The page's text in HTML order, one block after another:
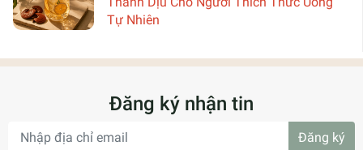
Tự Nhiên
Đăng ký nhận tin
Đăng ký